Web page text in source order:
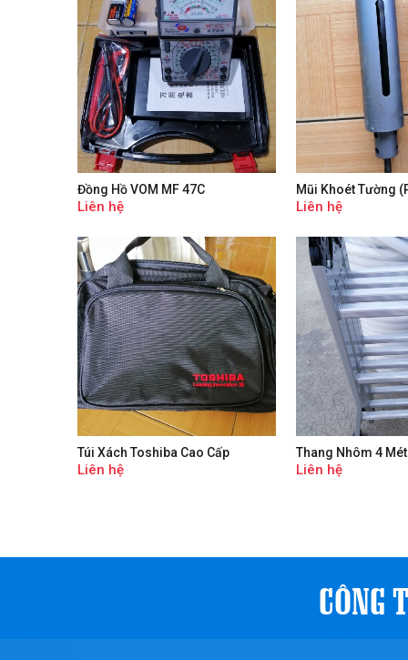
Đồng Hồ VOM MF 47C
Liên hệ
Mũi Khoét Tường
20cm Và 12cm
Liên hệ
Túi Xách Toshiba Cao Cấp
Liên hệ
Thang Nhôm 4 Mét
Liên hệ
CÔNG